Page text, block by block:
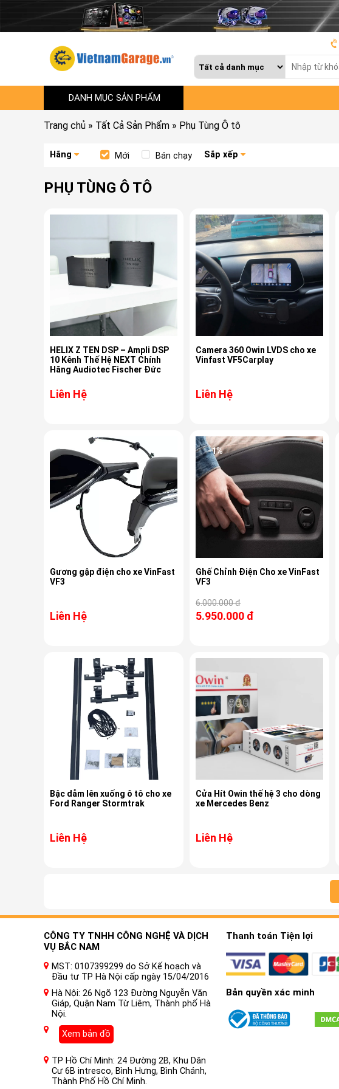
DANH MỤC SẢN PHẨM
Trang chủ » Tất Cả Sản Phẩm » Phụ Tùng Ô tô
Hãng Mới Bán chạy Sắp xếp
PHỤ TÙNG Ô TÔ
HELIX Z TEN DSP – Ampli DSP
10 Kênh Thế Hệ NEXT Chính
Hãng Audiotec Fischer Đức
Liên Hệ
Camera 360 Owin LVDS cho xe
Vinfast VF5Carplay
Liên Hệ
Gương gập điện cho xe VinFast
VF3
Liên Hệ
-1%
Ghế Chỉnh Điện Cho xe VinFast
VF3
6.000.000 đ
5.950.000 đ
Bậc dẫm lên xuống ô tô cho xe
Ford Ranger Stormtrak
Liên Hệ
Cửa Hít Owin thế hệ 3 cho dòng
xe Mercedes Benz
Liên Hệ
CÔNG TY TNHH CÔNG NGHỆ VÀ DỊCH
VỤ BẮC NAM
MST: 0107399299 do Sở Kế hoạch và
Đầu tư TP Hà Nội cấp ngày 15/04/2016
Hà Nội: 26 Ngõ 123 Đường Nguyễn Văn
Giáp, Quận Nam Từ Liêm, Thành phố Hà
Nội.
Xem bản đồ
TP Hồ Chí Minh: 24 Đường 2B, Khu Dân
Cư 6B intresco, Bình Hưng, Bình Chánh,
Thành Phố Hồ Chí Minh.
Thanh toán Tiện lợi
Bản quyền xác minh